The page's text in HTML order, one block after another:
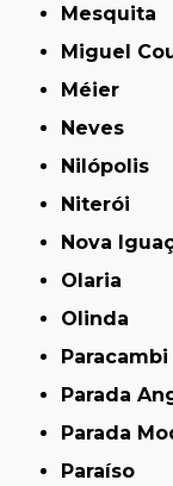
Mesquita
Miguel
Méier
Neves
Nilópolis
Niterói
Nova
Olaria
Olinda
Paracambi
Parada
Parada
Paraíso